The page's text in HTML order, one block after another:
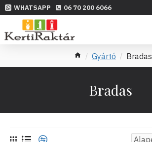
WHATSAPP 06 70 200 6066
Gyártó Bradas
Bradas